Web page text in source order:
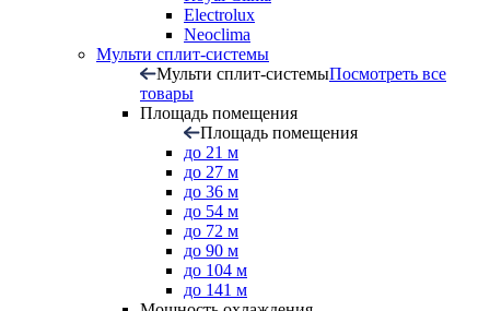
Electrolux
Neoclima
Мульти сплит-системы
Мульти сплит-системыПосмотреть все
товары
Площадь помещения
Площадь помещения
до 21 м
до 27 м
до 36 м
до 54 м
до 72 м
до 90 м
до 104 м
до 141 м